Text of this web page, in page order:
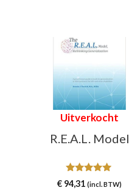
Uitverkocht
R.E.A.L. Model
5.00
van 5
€ 94,31 (incl. BTW)